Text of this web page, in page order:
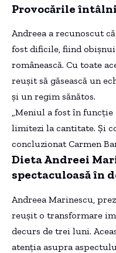
Provocările
Andreea a recunoscut
fost dificile, fiind
românească. Cu toate
reușit să găsească un
și un regim sănătos.
„Meniul a fost în
limitezi la cantitate. Și
concluzionat Carmen
Dieta Andreei
spectaculoasă în
Andreea Marinescu,
reușit o transformare
decurs de trei luni.
atenția asupra